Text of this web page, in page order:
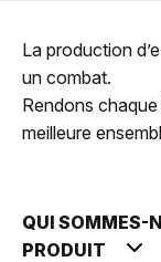
La production
un combat.
Rendons
meilleure
QUI SOMMES-
PRODUIT